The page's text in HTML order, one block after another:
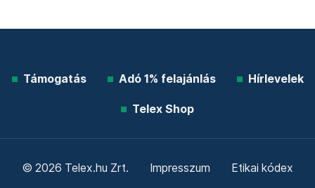
Támogatás Adó 1% felajánlás Hírlevelek
Telex Shop
© 2026 Telex.hu Zrt. Impresszum Etikai kódex